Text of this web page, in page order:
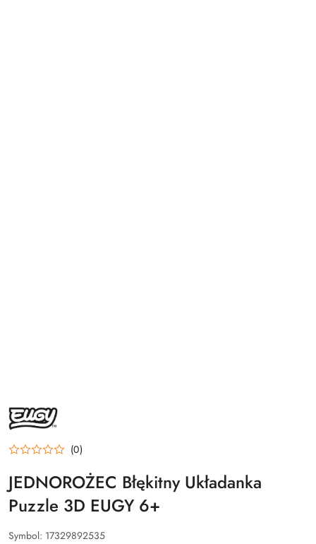
PRODUCENTA:
EUGY
(0)
JEDNOROŻEC Błękitny Układanka
Puzzle 3D EUGY 6+
Symbol: 17329892535